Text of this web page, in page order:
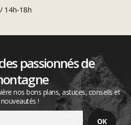
14h-18h
passionnés de
nos bons plans, astuces, conseils et
nouveautés !